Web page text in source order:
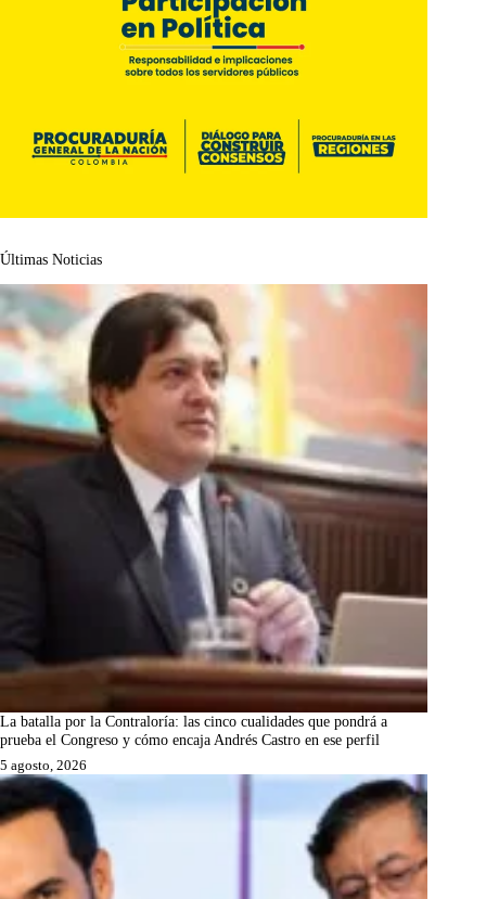
Últimas Noticias
La batalla por la Contraloría: las cinco cualidades que pondrá a
prueba el Congreso y cómo encaja Andrés Castro en ese perfil
5 agosto, 2026